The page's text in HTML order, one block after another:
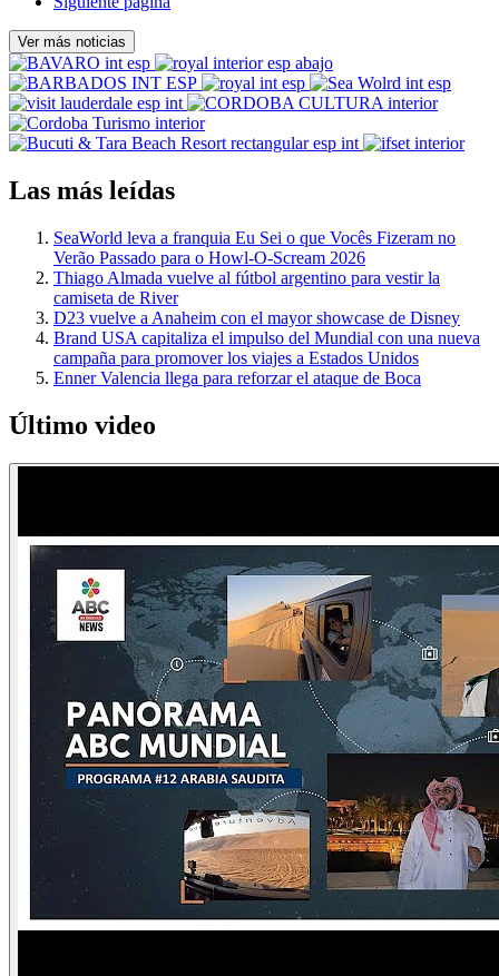
Ver más noticias
Las más leídas
SeaWorld leva a franquia Eu Sei o que Vocês Fizeram no
Verão Passado para o Howl-O-Scream 2026
Thiago Almada vuelve al fútbol argentino para vestir la
camiseta de River
D23 vuelve a Anaheim con el mayor showcase de Disney
Brand USA capitaliza el impulso del Mundial con una nueva
campaña para promover los viajes a Estados Unidos
Enner Valencia llega para reforzar el ataque de Boca
Último video